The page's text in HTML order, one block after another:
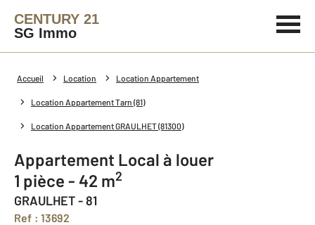
CENTURY 21
SG Immo
Accueil Location Location Appartement
Location Appartement Tarn (81)
Location Appartement GRAULHET (81300)
Appartement Local à louer
1 pièce - 42 m2
GRAULHET - 81
Ref : 13692